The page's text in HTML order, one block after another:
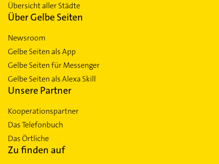
Übersicht aller Städte
Über Gelbe Seiten
Newsroom
Gelbe Seiten als App
Gelbe Seiten für Messenger
Gelbe Seiten als Alexa Skill
Unsere Partner
Kooperationspartner
Das Telefonbuch
Das Örtliche
Zu finden auf